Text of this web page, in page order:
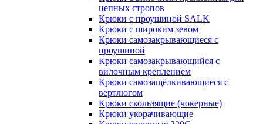
цепных стропов
Крюки с проушиной SALK
Крюки с широким зевом
Крюки самозакрывающиеся с
проушиной
Крюки самозакрывающийся с
вилочным креплением
Крюки самозащёлкивающиеся с
вертлюгом
Крюки скользящие (чокерные)
Крюки укорачивающие